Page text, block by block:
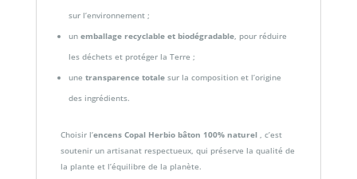
sur l’environnement ;
un emballage recyclable et biodégradable, pour réduire
les déchets et protéger la Terre ;
une transparence totalesur la composition et l’origine
des ingrédients.
Choisir l’encens Copal Herbio bâton 100% naturel , c’est
soutenir un artisanat respectueux, qui préserve la qualité de
la plante et l’équilibre de la planète.